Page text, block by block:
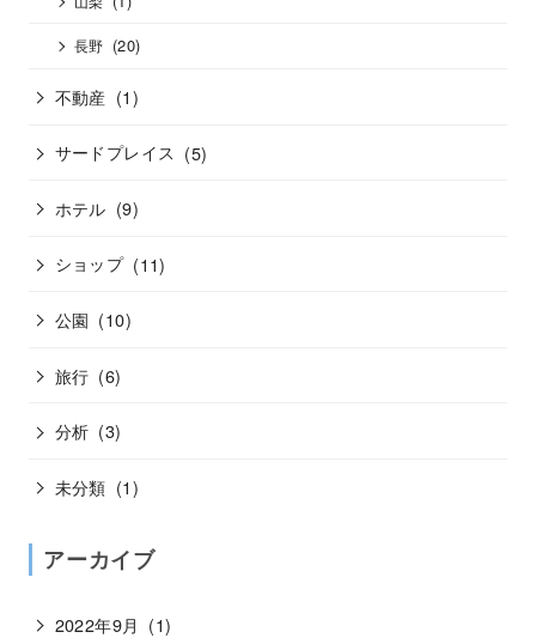
長野 (20)
不動産 (1)
サードプレイス (5)
ホテル (9)
ショップ (11)
公園 (10)
旅行 (6)
分析 (3)
未分類 (1)
アーカイブ
2022年9月 (1)